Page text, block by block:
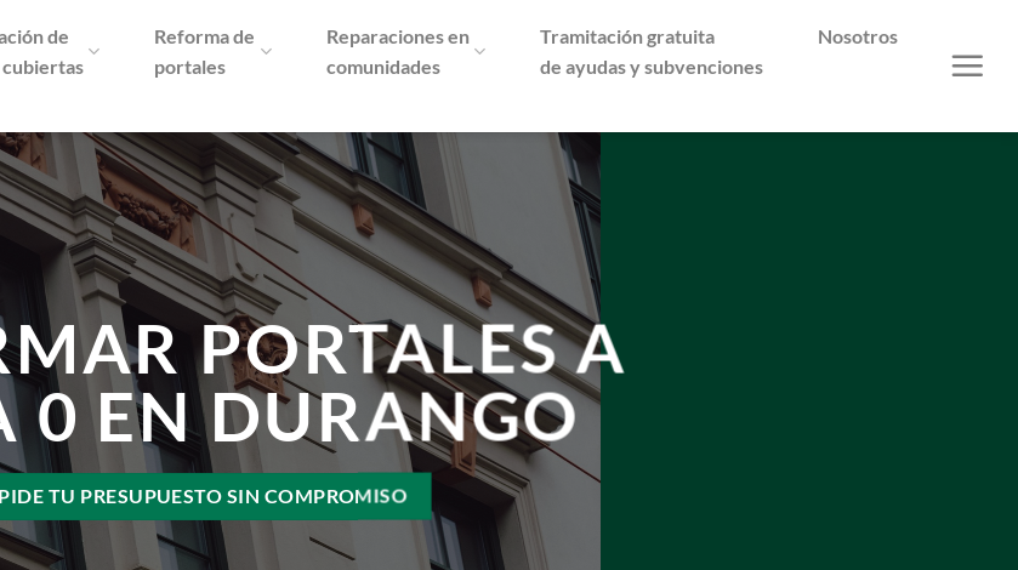
de
Reforma de
portales
Reparaciones en
comunidades
Tramitación gratuita
de ayudas y subvenciones
Nosotros
PORTALES A
0 EN DURANGO
PIDE TU PRESUPUESTO SIN COMPROMISO